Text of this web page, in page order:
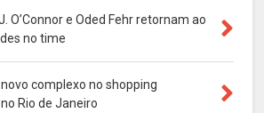
O’Connor e Oded Fehr retornam ao
no time
complexo no shopping
Rio de Janeiro